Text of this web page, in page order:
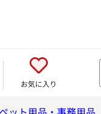
お気に入り